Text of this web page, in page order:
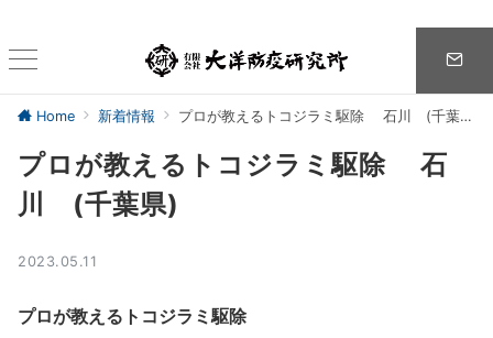
Home 新着情報 プロが教えるトコジラミ駆除 石川 (千葉県)
プロが教えるトコジラミ駆除 石
川 (千葉県)
2023.05.11
プロが教えるトコジラミ駆除